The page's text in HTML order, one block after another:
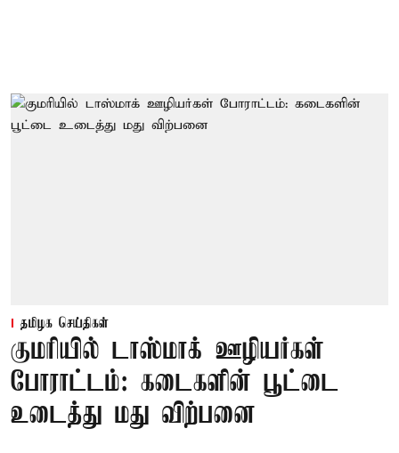
தமிழக செய்திகள்
குமரியில் டாஸ்மாக் ஊழியர்கள்
போராட்டம்: கடைகளின் பூட்டை
உடைத்து மது விற்பனை